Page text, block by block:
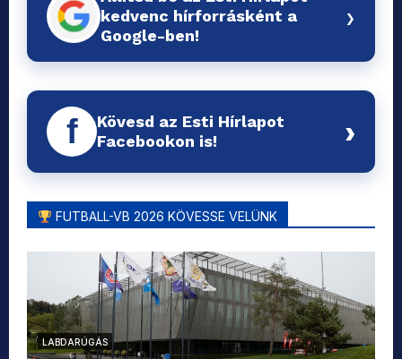
kedvenc hírforrásként a
Google-ben!
›
f
Kövesd az Esti Hírlapot
Facebookon is!
›
FUTBALL-VB 2026 KÖVESSE VELÜNK
LABDARÚGÁS